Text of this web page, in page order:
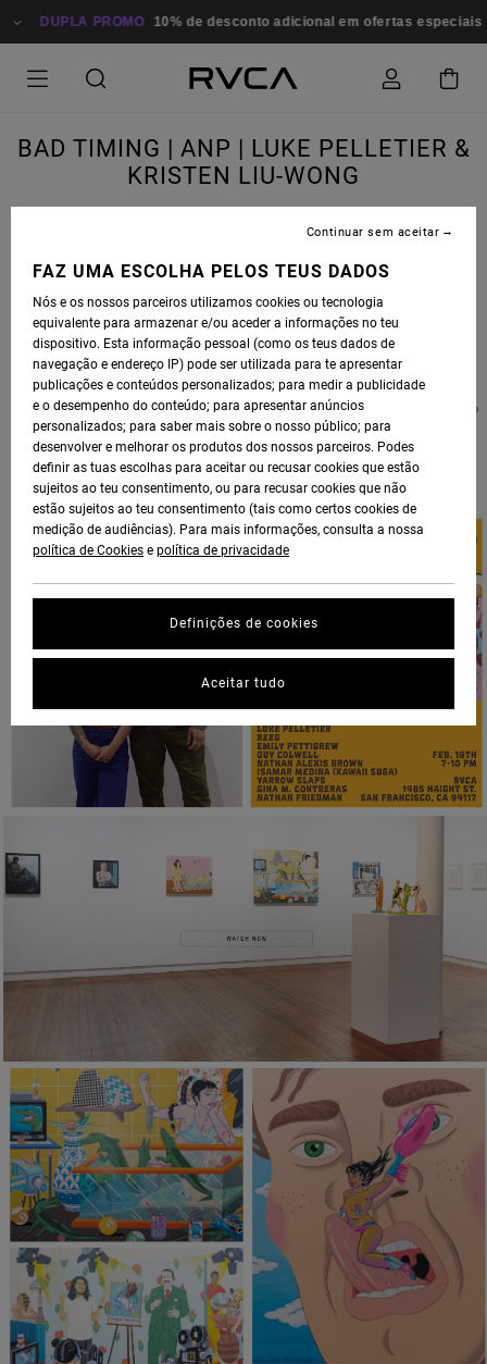
DUPLA PROMO 10% de desconto adicional em ofertas especiais
BAD TIMING | ANP | LUKE PELLETIER &
KRISTEN LIU-WONG
FEBRUARY 18TH, 2022 MARKED THE OPENEING RECEPTION OF "BAD TIMING", A GROUP
EXHIBITION CURATED BY ANP ARTIST KRISTEN LIU-WONG & LUKE PELLETIER.
HERE'S AN INSIDE LOOK AT WHAT YOU MISSED.
FAZ UMA ESCOLHA PELOS TEUS DADOS
Nós e os nossos parceiros utilizamos cookies ou tecnologia
equivalente para armazenar e/ou aceder a informações no teu
dispositivo. Esta informação pessoal (como os teus dados de
navegação e endereço IP) pode ser utilizada para te apresentar
publicações e conteúdos personalizados; para medir a publicidade
e o desempenho do conteúdo; para apresentar anúncios
personalizados; para saber mais sobre o nosso público; para
desenvolver e melhorar os produtos dos nossos parceiros. Podes
definir as tuas escolhas para aceitar ou recusar cookies que estão
sujeitos ao teu consentimento, ou para recusar cookies que não
estão sujeitos ao teu consentimento (tais como certos cookies de
medição de audiências). Para mais informações, consulta a nossa
política de Cookies e política de privacidade
Definições de cookies
Continuar sem aceitar
Aceitar tudo